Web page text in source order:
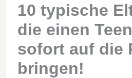
10 typische
die einen
sofort auf die
bringen!